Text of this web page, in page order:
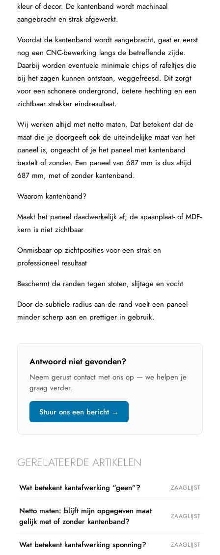
kleur of decor. De kantenband wordt machinaal
aangebracht en strak afgewerkt.
Voordat de kantenband wordt aangebracht, gaat er eerst
nog een CNC-bewerking langs de betreffende zijde.
Daarbij worden eventuele minimale chips of rafeltjes die
bij het zagen kunnen ontstaan, weggefreesd. Dit zorgt
voor een schonere ondergrond, betere hechting en een
zichtbaar strakker eindresultaat.
Wij werken altijd met netto maten. Dat betekent dat de
maat die je doorgeeft ook de uiteindelijke maat van het
paneel is, ongeacht of je het paneel met kantenband
bestelt of zonder. Een paneel van 687 mm is dus altijd
687 mm, met of zonder kantenband.
Waarom kantenband?
Maakt het paneel daadwerkelijk af; de spaanplaat- of MDF-
kern is niet zichtbaar
Onmisbaar op zichtposities voor een strak en
professioneel resultaat
Beschermt de randen tegen stoten, slijtage en vocht
Door de subtiele radius aan de rand voelt een paneel
minder scherp aan en prettiger in gebruik.
Antwoord niet gevonden?
Neem gerust contact met ons op — we helpen je
graag verder.
Stuur ons een bericht →
GERELATEERDE ARTIKELEN
Wat betekent kantafwerking “geen”? ZAAGLIJST
Netto maten: blijft mijn opgegeven maat
gelijk met of zonder kantenband?
ZAAGLIJST
Wat betekent kantafwerking sponning? ZAAGLIJST